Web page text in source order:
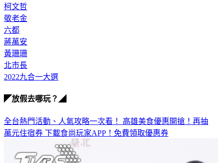
敬老金
六都
蔣萬安
黃珊珊
北市長
2022九合一大選
萬元住宿券下載食尚玩家APP！免費領取優惠券